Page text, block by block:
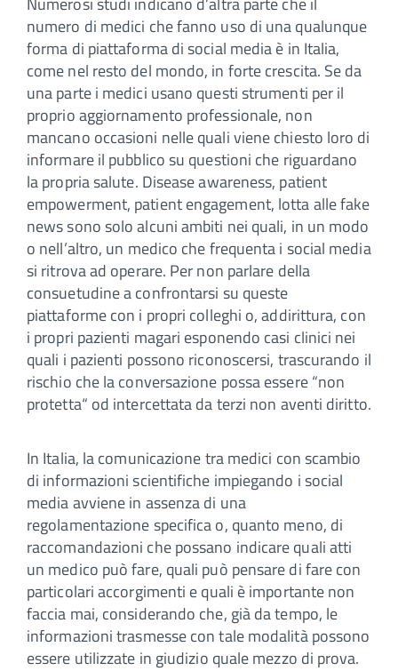
numero di medici che fanno uso di una qualunque
forma di piattaforma di social media è in Italia,
come nel resto del mondo, in forte crescita. Se da
una parte i medici usano questi strumenti per il
proprio aggiornamento professionale, non
mancano occasioni nelle quali viene chiesto loro di
informare il pubblico su questioni che riguardano
la propria salute. Disease awareness, patient
empowerment, patient engagement, lotta alle fake
news sono solo alcuni ambiti nei quali, in un modo
o nell’altro, un medico che frequenta i social media
si ritrova ad operare. Per non parlare della
consuetudine a confrontarsi su queste
piattaforme con i propri colleghi o, addirittura, con
i propri pazienti magari esponendo casi clinici nei
quali i pazienti possono riconoscersi, trascurando il
rischio che la conversazione possa essere “non
protetta“ od intercettata da terzi non aventi diritto.
In Italia, la comunicazione tra medici con scambio
di informazioni scientifiche impiegando i social
media avviene in assenza di una
regolamentazione specifica o, quanto meno, di
raccomandazioni che possano indicare quali atti
un medico può fare, quali può pensare di fare con
particolari accorgimenti e quali è importante non
faccia mai, considerando che, già da tempo, le
informazioni trasmesse con tale modalità possono
essere utilizzate in giudizio quale mezzo di prova.